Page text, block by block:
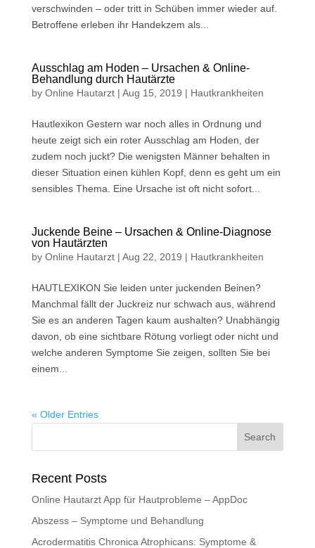
verschwinden – oder tritt in Schüben immer wieder auf.
Betroffene erleben ihr Handekzem als...
Ausschlag am Hoden – Ursachen & Online-
Behandlung durch Hautärzte
by Online Hautarzt| Aug 15, 2019 | Hautkrankheiten
Hautlexikon Gestern war noch alles in Ordnung und
heute zeigt sich ein roter Ausschlag am Hoden, der
zudem noch juckt? Die wenigsten Männer behalten in
dieser Situation einen kühlen Kopf, denn es geht um ein
sensibles Thema. Eine Ursache ist oft nicht sofort...
Juckende Beine – Ursachen & Online-Diagnose
von Hautärzten
by Online Hautarzt| Aug 22, 2019 | Hautkrankheiten
HAUTLEXIKON Sie leiden unter juckenden Beinen?
Manchmal fällt der Juckreiz nur schwach aus, während
Sie es an anderen Tagen kaum aushalten? Unabhängig
davon, ob eine sichtbare Rötung vorliegt oder nicht und
welche anderen Symptome Sie zeigen, sollten Sie bei
einem...
« Older Entries
Recent Posts
Online Hautarzt App für Hautprobleme – AppDoc
Abszess – Symptome und Behandlung
Acrodermatitis Chronica Atrophicans: Symptome &